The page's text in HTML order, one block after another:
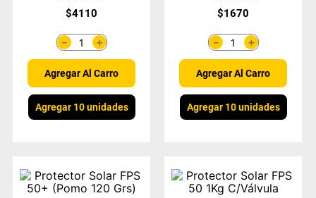
$4110
＋
－
Agregar Al Carro
Agregar 10 unidades
$1670
＋
－
Agregar Al Carro
Agregar 10 unidades